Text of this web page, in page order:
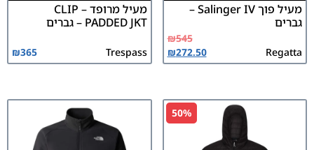
מעיל פוך Salinger IV –
גברים
Regatta
₪545
₪272.50
מעיל מרופד CLIP –
PADDED JKT – גברים
Trespass
₪365
50%